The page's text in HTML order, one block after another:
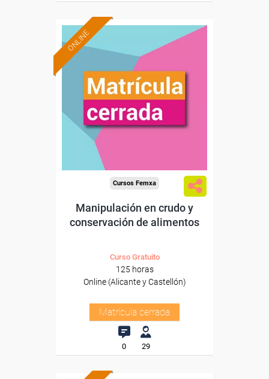
ONLINE
Cursos Femxa
Manipulación en crudo y
conservación de alimentos
Curso Gratuito
125 horas
Online (Alicante y Castellón)
Matrícula cerrada
0 29